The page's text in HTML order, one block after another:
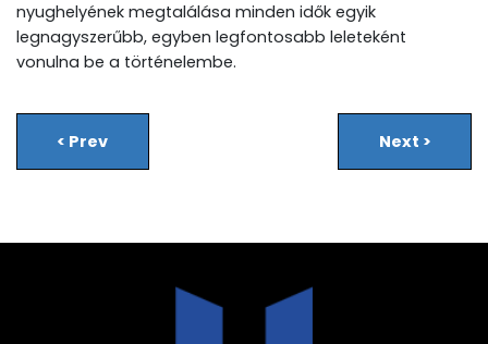
nyughelyének megtalálása minden idők egyik
legnagyszerűbb, egyben legfontosabb leleteként
vonulna be a történelembe.
< Prev Next >